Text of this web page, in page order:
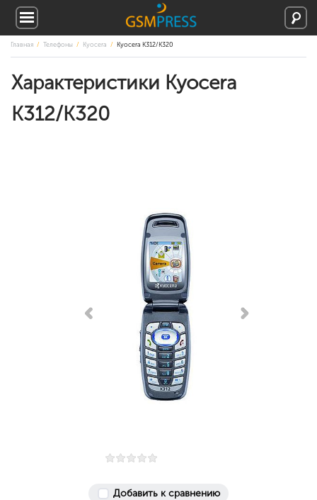
Главная Телефоны Kyocera Kyocera K312/K320
Характеристики Kyocera
K312/K320
Добавить к сравнению